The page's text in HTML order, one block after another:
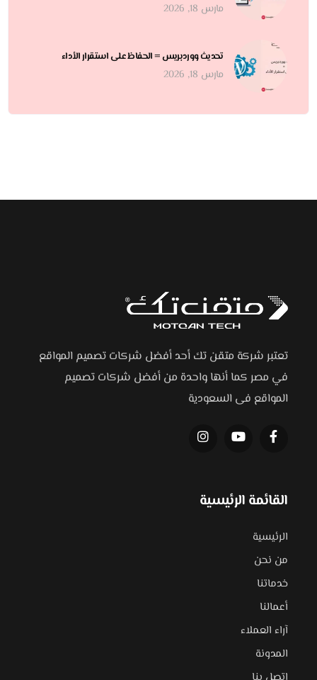
مارس 18, 2026
تحديث ووردبريس = الحفاظ على استقرار الأداء
مارس 18, 2026
تعتبر شركة متقن تك أحد أفضل شركات تصميم المواقع
في مصر كما أنها واحدة من أفضل شركات تصميم
المواقع فى السعودية
القائمة الرئيسية
الرئيسية
من نحن
خدماتنا
أعمالنا
آراء العملاء
المدونة